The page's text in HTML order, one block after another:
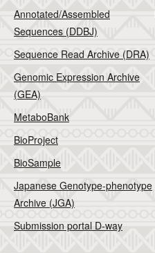
Annotated/Assembled
Sequences (DDBJ)
Sequence Read Archive (DRA)
Genomic Expression Archive
(GEA)
MetaboBank
BioProject
BioSample
Japanese Genotype-phenotype
Archive (JGA)
Submission portal D-way